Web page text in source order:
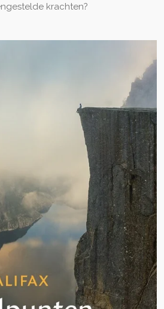
krachten?